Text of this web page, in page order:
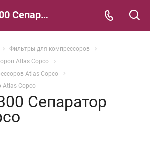
2901021300 Сепаратор Atlas Copco
Фильтры для компрессоров
Atlas Copco
Atlas Copco
Atlas Copco
Сепаратор